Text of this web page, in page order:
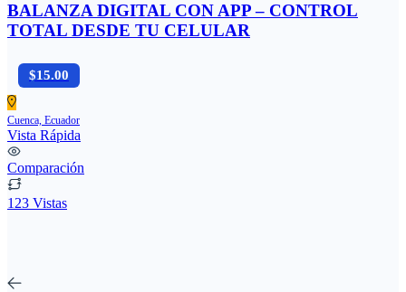
BALANZA DIGITAL CON APP – CONTROL
TOTAL DESDE TU CELULAR
$15.00
Cuenca, Ecuador
Vista Rápida
Comparación
123 Vistas